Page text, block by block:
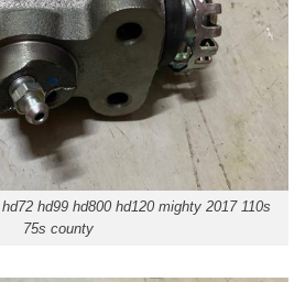
hd99 hd800 hd120 mighty 2017 110s
75s county